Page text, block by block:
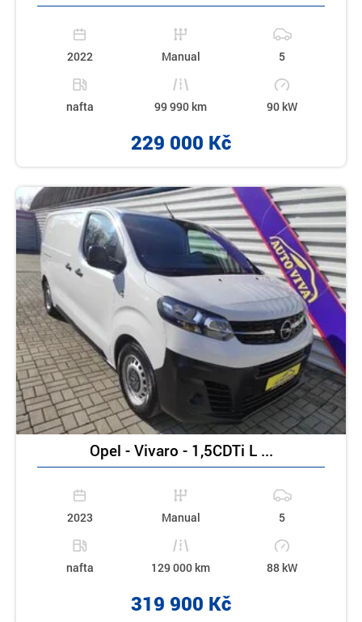
2022 Manual 5
nafta 99 990 km 90 kW
229 000 Kč
Opel - Vivaro - 1,5CDTi L ...
2023 Manual 5
nafta 129 000 km 88 kW
319 900 Kč